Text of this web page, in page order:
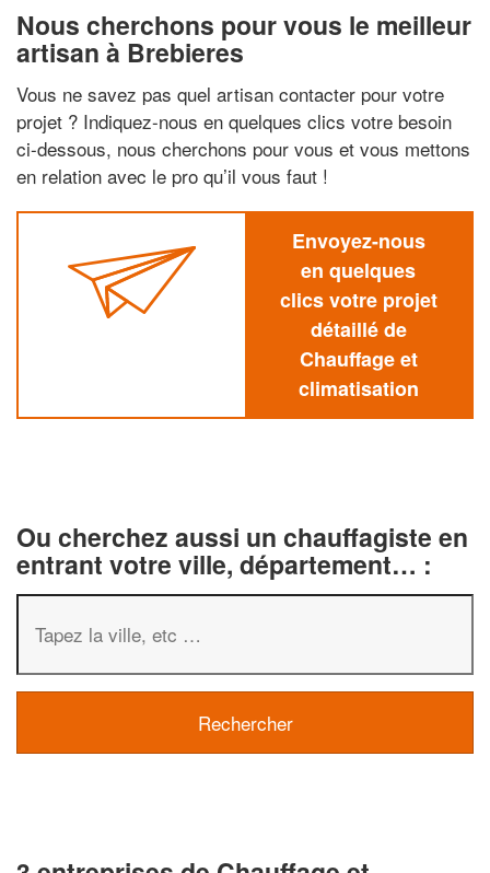
Nous cherchons pour vous le meilleur
artisan à Brebieres
Vous ne savez pas quel artisan contacter pour votre
projet ? Indiquez-nous en quelques clics votre besoin
ci-dessous, nous cherchons pour vous et vous mettons
en relation avec le pro qu’il vous faut !
Envoyez-nous
en quelques
clics votre projet
détaillé de
Chauffage et
climatisation
Ou cherchez aussi un chauffagiste en
entrant votre ville, département… :